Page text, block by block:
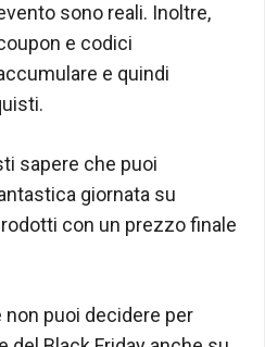
sono reali. Inoltre,
e codici
e quindi
sapere che puoi
giornata su
con un prezzo finale
puoi decidere per